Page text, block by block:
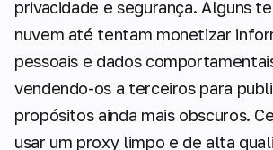
privacidade e segurança. Alguns
nuvem até tentam monetizar
pessoais e dados
vendendo-os a terceiros para
propósitos ainda mais obscuros.
usar um proxy limpo e de alta